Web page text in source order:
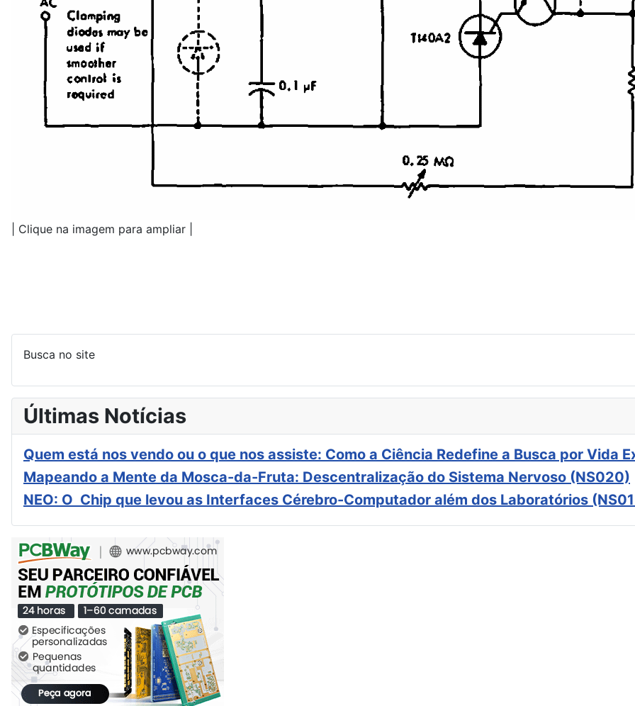
| Clique na imagem para ampliar |
Busca no site
Últimas Notícias
Quem está nos vendo ou o que nos assiste: Como a Ciência Redefine a Busca por Vida
Mapeando a Mente da Mosca-da-Fruta: Descentralização do Sistema Nervoso (NS020)
NEO: O Chip que levou as Interfaces Cérebro-Computador além dos Laboratórios